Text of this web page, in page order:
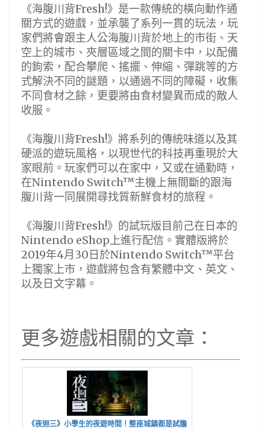
《海腹川背Fresh!》是一款傳統的橫向動作通
關方式的遊戲，並承襲了系列一貫的玩法，玩
家們將會跟主人公海腹川背於地上的市街、天
空上的城市、夾層區域之間的關卡中，以配備
的鉤索，配合攀爬、搖擺、伸縮、彈跳等的方
式解決不同的謎題，以通過不同的障礙，收集
不同食材之餘，更要將由食材變異而成的敵人
收服。
《海腹川背Fresh!》將系列的傳統味道以及其
硬派的遊玩風格，以現世代的科技再重現於大
家眼前。玩家們可以在家中，又或在通勤時，
在Nintendo Switch™主機上無間斷的跟海
腹川背一同展開尋找質新鮮食材的旅程。
《海腹川背Fresh!》的試玩版目前己在日本的
Nintendo eShop上進行配信。實體版將於
2019年4月30日於Nintendo Switch™平台
上獨家上市，遊戲將包含有繁體中文、英文、
以及日文字幕。
更多遊戲相關的文章：
《夜迴三》小學生的夜遊時間！整座城鎮都是試膽